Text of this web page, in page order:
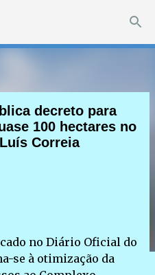
principal
decreto para
100 hectares no
Correia
no Diário Oficial do
se à otimização da